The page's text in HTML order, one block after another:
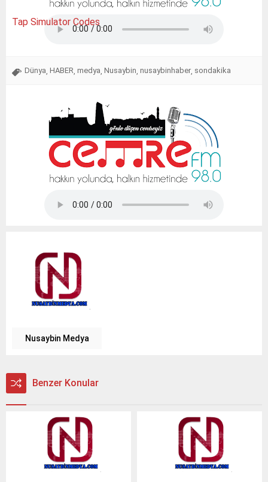
Tap Simulator Codes
Dünya HABER medya Nusaybin nusaybinhaber sondakika
Nusaybin Medya
Benzer Konular